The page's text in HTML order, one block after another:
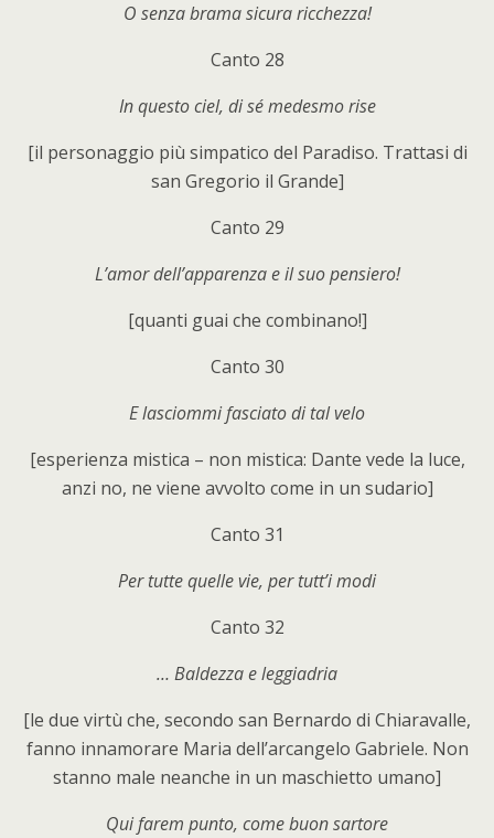
O senza brama sicura ricchezza!
Canto 28
In questo ciel, di sé medesmo rise
[il personaggio più simpatico del Paradiso. Trattasi di
san Gregorio il Grande]
Canto 29
L’amor dell’apparenza e il suo pensiero!
[quanti guai che combinano!]
Canto 30
E lasciommi fasciato di tal velo
[esperienza mistica – non mistica: Dante vede la luce,
anzi no, ne viene avvolto come in un sudario]
Canto 31
Per tutte quelle vie, per tutt’i modi
Canto 32
… Baldezza e leggiadria
[le due virtù che, secondo san Bernardo di Chiaravalle,
fanno innamorare Maria dell’arcangelo Gabriele. Non
stanno male neanche in un maschietto umano]
Qui farem punto, come buon sartore